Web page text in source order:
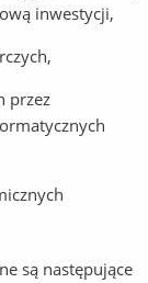
inwestycji,
przez
są następujące